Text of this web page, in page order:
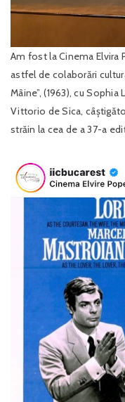
Am fost la Cinema Elvira
astfel de colaborări
Mâine”, (1963), cu
Vittorio de Sica,
străin la cea de a 37-a